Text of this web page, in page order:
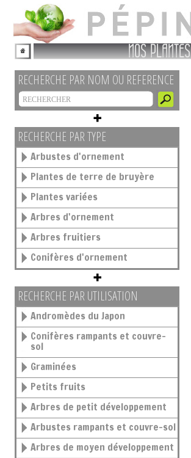
NOS PLANTES
RECHERCHE PAR NOM OU REFERENCE
RECHERCHE PAR TYPE
Arbustes d'ornement
Plantes de terre de bruyère
Plantes variées
Arbres d'ornement
Arbres fruitiers
Conifères d'ornement
RECHERCHE PAR UTILISATION
Andromèdes du Japon
Conifères rampants et couvre-
sol
Graminées
Petits fruits
Arbres de petit développement
Arbustes rampants et couvre-sol
Arbres de moyen développement